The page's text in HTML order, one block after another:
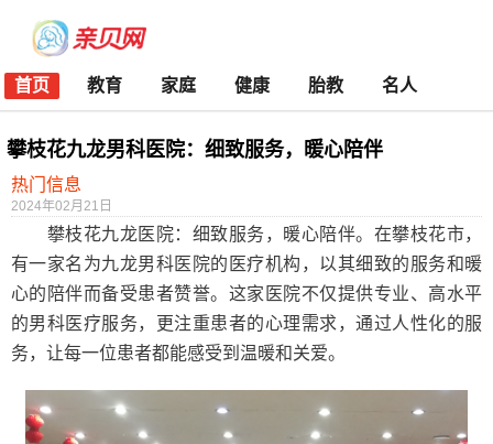
首页 教育 家庭 健康 胎教 名人
攀枝花九龙男科医院：细致服务，暖心陪伴
热门信息
2024年02月21日
攀枝花九龙医院：细致服务，暖心陪伴。在攀枝花市，
有一家名为九龙男科医院的医疗机构，以其细致的服务和暖
心的陪伴而备受患者赞誉。这家医院不仅提供专业、高水平
的男科医疗服务，更注重患者的心理需求，通过人性化的服
务，让每一位患者都能感受到温暖和关爱。